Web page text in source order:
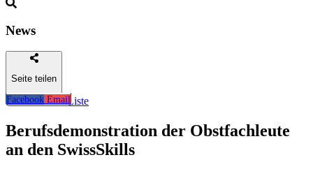
News
Seite teilen
Facebook Email
Zurück zur Liste
Berufsdemonstration der Obstfachleute
an den SwissSkills